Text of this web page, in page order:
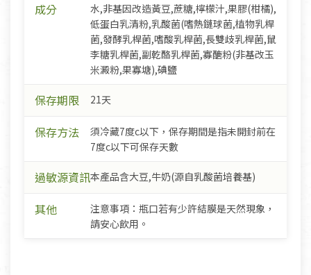
成分
水,非基因改造黃豆,蔗糖,檸檬汁,果膠(柑橘),
低蛋白乳清粉,乳酸菌(嗜熱鏈球菌,植物乳桿
菌,發酵乳桿菌,嗜酸乳桿菌,長雙歧乳桿菌,鼠
李糖乳桿菌,副乾酪乳桿菌,寡醣粉(非基改玉
米澱粉,果寡塘),碘鹽
保存期限 21天
保存方法
須冷藏7度c以下，保存期間是指未開封前在
7度c以下可保存天數
過敏源資訊本產品含大豆,牛奶(源自乳酸菌培養基)
其他
注意事項：瓶口若有少許結膜是天然現象，
請安心飲用。